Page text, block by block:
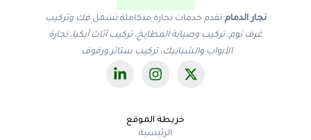
نجار الدمام نقدم خدمات نجارة متكاملة تشملفك وتركيب
غرف نوم، تركيب وصيانة المطابخ، تركيب أثاث أيكيا، نجارة
الأبواب والشبابيك، تركيب ستائر ورفوف.
خريطة الموقع
الرئيسية